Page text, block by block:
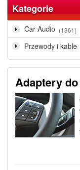
Kategorie
Car Audio (1361)
Przewody i kable
Adaptery